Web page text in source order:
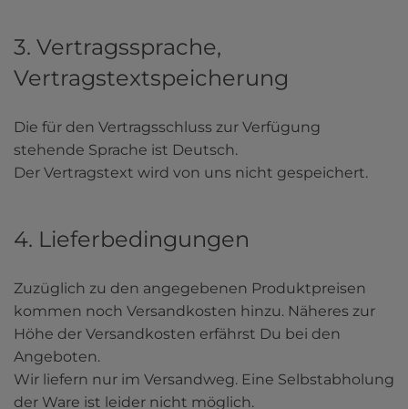
3. Vertragssprache,
Vertragstextspeicherung
Die für den Vertragsschluss zur Verfügung
stehende Sprache ist Deutsch.
Der Vertragstext wird von uns nicht gespeichert.
4. Lieferbedingungen
Zuzüglich zu den angegebenen Produktpreisen
kommen noch Versandkosten hinzu. Näheres zur
Höhe der Versandkosten erfährst Du bei den
Angeboten.
Wir liefern nur im Versandweg. Eine Selbstabholung
der Ware ist leider nicht möglich.